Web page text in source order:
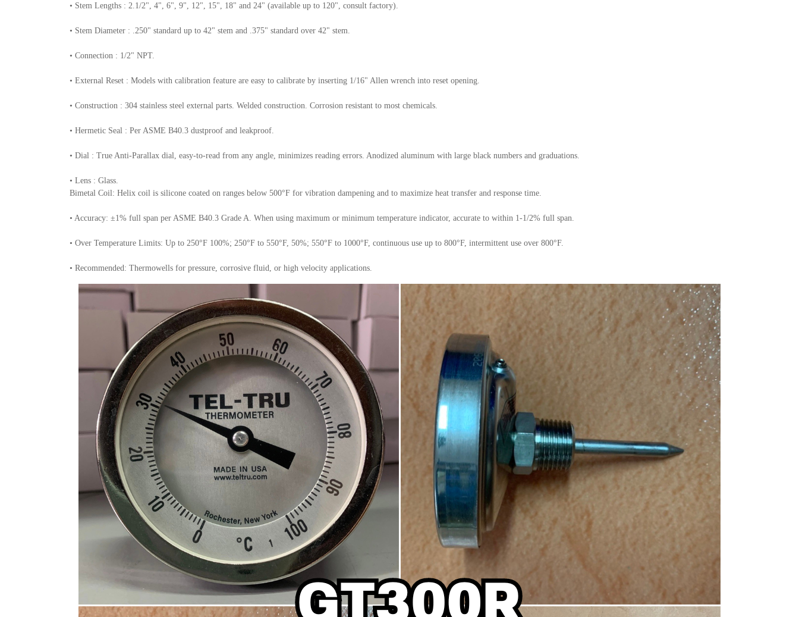
• Stem Lengths : 2.1/2", 4", 6", 9", 12", 15", 18" and 24" (available up to 120", consult factory).
• Stem Diameter : .250" standard up to 42" stem and .375" standard over 42" stem.
• Connection : 1/2" NPT.
• External Reset : Models with calibration feature are easy to calibrate by inserting 1/16" Allen wrench into reset opening.
• Construction : 304 stainless steel external parts. Welded construction. Corrosion resistant to most chemicals.
• Hermetic Seal : Per ASME B40.3 dustproof and leakproof.
• Dial : True Anti-Parallax dial, easy-to-read from any angle, minimizes reading errors. Anodized aluminum with large black numbers and graduations.
• Lens : Glass.
Bimetal Coil: Helix coil is silicone coated on ranges below 500°F for vibration dampening and to maximize heat transfer and response time.
• Accuracy: ±1% full span per ASME B40.3 Grade A. When using maximum or minimum temperature indicator, accurate to within 1-1/2% full span.
• Over Temperature Limits: Up to 250°F 100%; 250°F to 550°F, 50%; 550°F to 1000°F, continuous use up to 800°F, intermittent use over 800°F.
• Recommended: Thermowells for pressure, corrosive fluid, or high velocity applications.